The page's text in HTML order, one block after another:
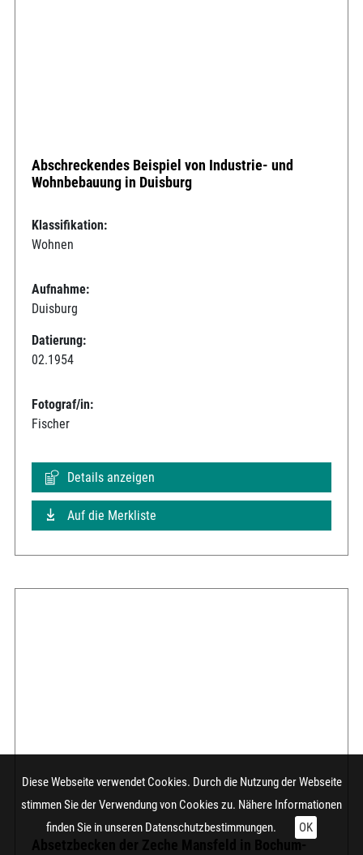
Abschreckendes Beispiel von Industrie- und
Wohnbebauung in Duisburg
Klassifikation:
Wohnen
Aufnahme:
Duisburg
Datierung:
02.1954
Fotograf/in:
Fischer
Details anzeigen
Auf die Merkliste
Absetzbecken der Zeche Mansfeld in Bochum-
Diese Webseite verwendet Cookies. Durch die Nutzung der Webseite
stimmen Sie der Verwendung von Cookies zu. Nähere Informationen
finden Sie in unseren Datenschutzbestimmungen. OK